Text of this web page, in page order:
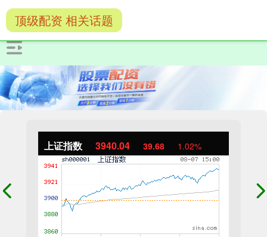
上证指数 3940.04 39.68 1.02%
顶级配资 相关话题